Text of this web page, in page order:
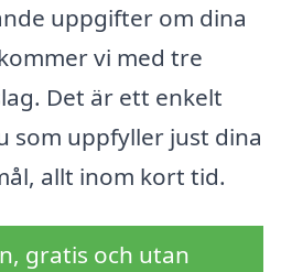
uppgifter om dina
vi med tre
Det är ett enkelt
som uppfyller just dina
allt inom kort tid.
gratis och utan